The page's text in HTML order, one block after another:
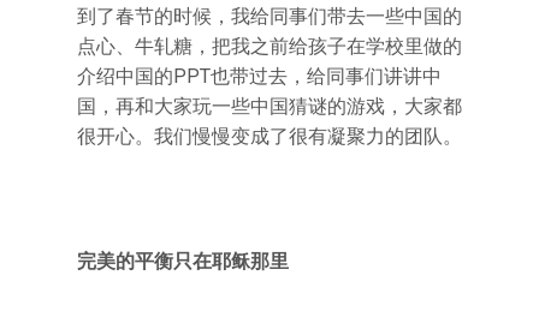
到了春节的时候，我给同事们带去一些中国的
点心、牛轧糖，把我之前给孩子在学校里做的
介绍中国的PPT也带过去，给同事们讲讲中
国，再和大家玩一些中国猜谜的游戏，大家都
很开心。我们慢慢变成了很有凝聚力的团队。
完美的平衡只在耶稣那里